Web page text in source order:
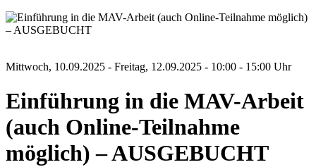
Mittwoch, 10.09.2025 - Freitag, 12.09.2025 - 10:00 - 15:00 Uhr
Einführung in die MAV-Arbeit
(auch Online-Teilnahme
möglich) – AUSGEBUCHT